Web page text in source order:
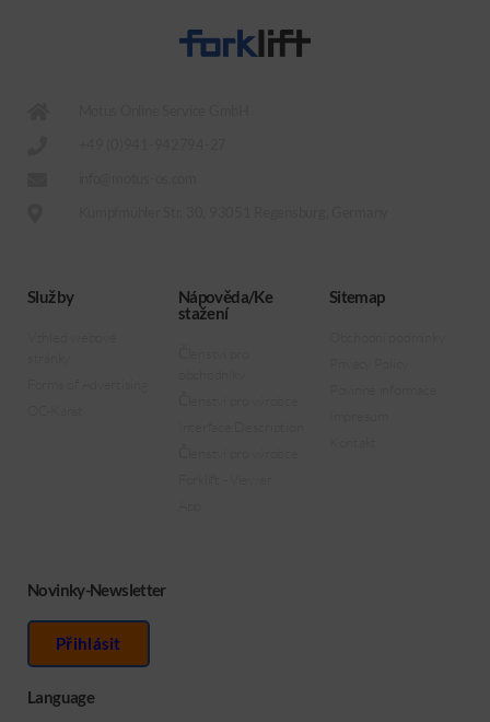
Služby
Nápověda/Ke
stažení
Sitemap
Novinky-Newsletter
Přihlásit
Language